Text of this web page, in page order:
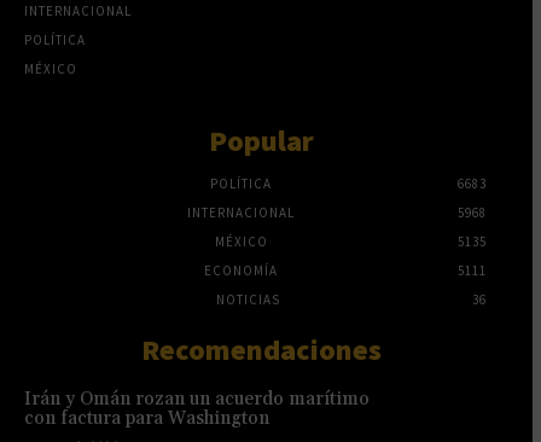
INTERNACIONAL
POLÍTICA
MÉXICO
Popular
POLÍTICA
6683
INTERNACIONAL
5968
MÉXICO
5135
ECONOMÍA
5111
NOTICIAS
36
Recomendaciones
Irán y Omán rozan un acuerdo marítimo
con factura para Washington